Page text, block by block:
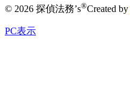
© 2026 探偵法務’s®Created by
PC表示